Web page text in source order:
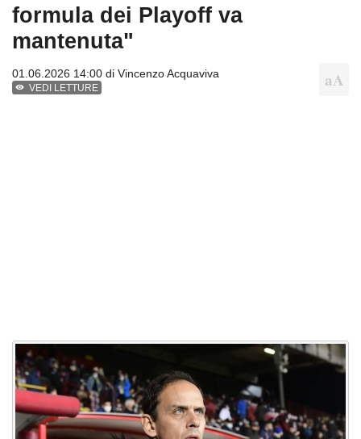
formula dei Playoff va
mantenuta"
01.06.2026 14:00 di Vincenzo Acquaviva
VEDI LETTURE